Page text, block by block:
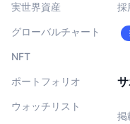
実世界資産
グローバルチャート
NFT
ポートフォリオ
ウォッチリスト
採
掲